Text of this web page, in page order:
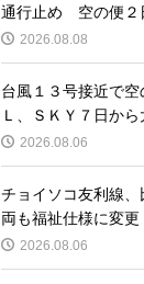
通行止め 空の便２
2026.08.08
台風１３号接近で
Ｌ、ＳＫＹ７日か
2026.08.06
チョイソコ友利線
両も福祉仕様に変
2026.08.06